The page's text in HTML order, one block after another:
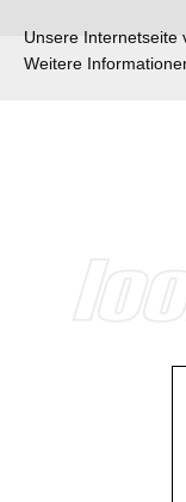
Unsere Internetseite
Weitere